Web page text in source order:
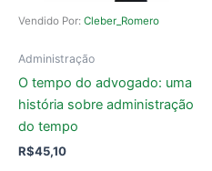
Vendido Por: Cleber_Romero
Administração
O tempo do advogado: uma
história sobre administração
do tempo
R$45,10